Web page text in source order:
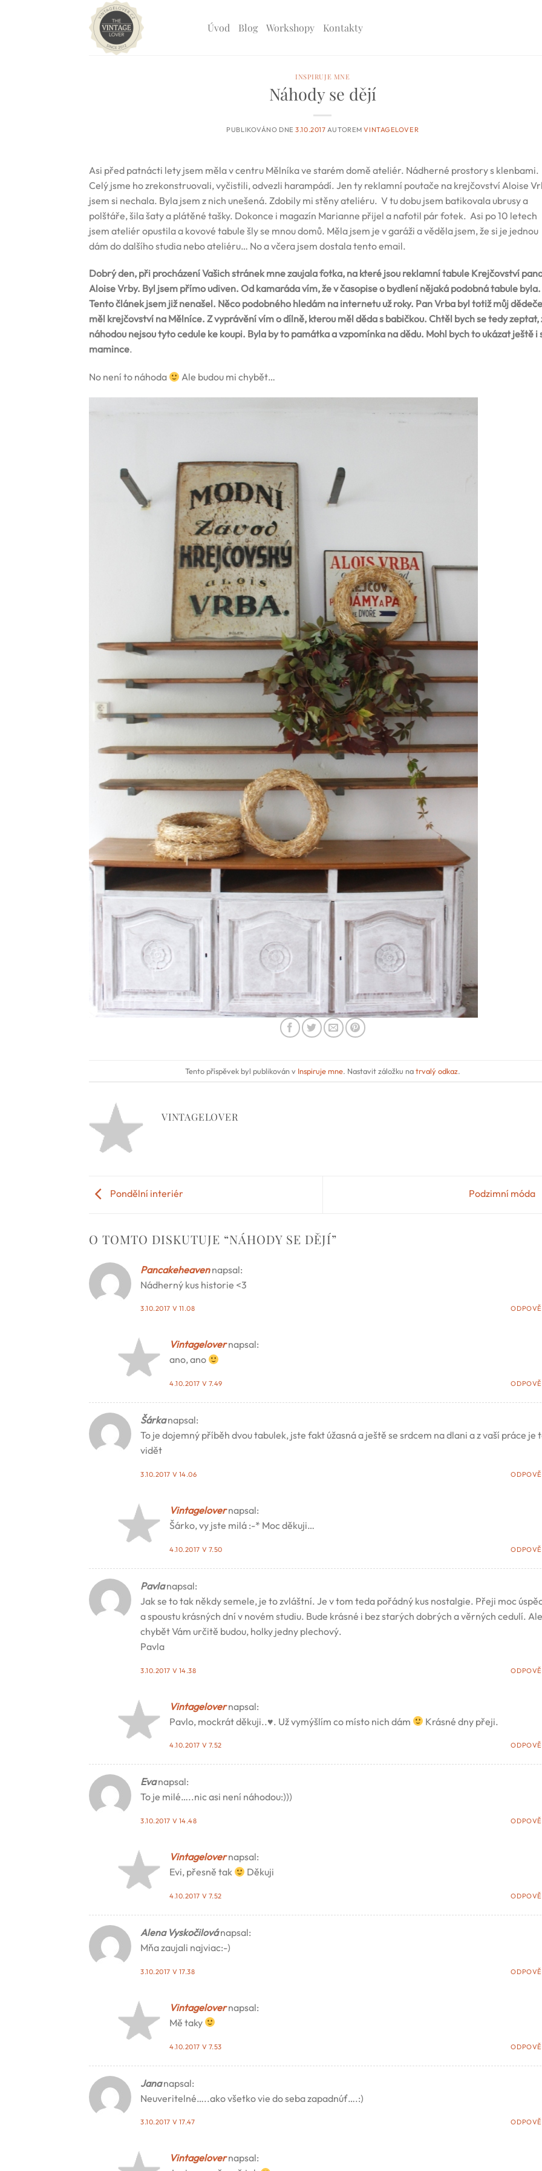
Úvod Blog Workshopy Kontakty
INSPIRUJE MNE
Náhody se dějí
PUBLIKOVÁNO DNE3.10.2017 AUTOREMVINTAGELOVER
Asi před patnácti lety jsem měla v centru Mělníka ve starém domě ateliér. Nádherné prostory s klenbami.
Celý jsme ho zrekonstruovali, vyčistili, odvezli harampádí. Jen ty reklamní poutače na krejčovství Aloise
jsem si nechala. Byla jsem z nich unešená. Zdobily mi stěny ateliéru. V tu dobu jsem batikovala ubrusy a
polštáře, šila šaty a plátěné tašky. Dokonce i magazín Marianne přijel a nafotil pár fotek. Asi po 10 letech
jsem ateliér opustila a kovové tabule šly se mnou domů. Měla jsem je v garáži a věděla jsem, že si je jednou
dám do dalšího studia nebo ateliéru… No a včera jsem dostala tento email.
Dobrý den, při procházení Vašich stránek mne zaujala fotka, na které jsou reklamní tabule Krejčovství
Aloise Vrby. Byl jsem přímo udiven. Od kamaráda vím, že v časopise o bydlení nějaká podobná tabule byla.
Tento článek jsem již nenašel. Něco podobného hledám na internetu už roky. Pan Vrba byl totiž můj
měl krejčovství na Mělníce. Z vyprávění vím o dílně, kterou měl děda s babičkou. Chtěl bych se tedy zeptat,
náhodou nejsou tyto cedule ke koupi. Byla by to památka a vzpomínka na dědu. Mohl bych to ukázat ještě i
mamince.
No není to náhoda Ale budou mi chybět…
Tento příspěvek byl publikován v Inspiruje mne. Nastavit záložku natrvalý odkaz.
VINTAGELOVER
Pondělní interiér Podzimní móda
O TOMTO DISKUTUJE “NÁHODY SE DĚJÍ”
Pancakeheaven napsal:
Nádherný kus historie <3
3.10.2017 V 11.08
Vintagelover napsal:
ano, ano
4.10.2017 V 7.49
Šárka napsal:
To je dojemný příběh dvou tabulek, jste fakt úžasná a ještě se srdcem na dlani a z vaší práce je
vidět
3.10.2017 V 14.06
Vintagelover napsal:
Šárko, vy jste milá :-* Moc děkuji…
4.10.2017 V 7.50
Pavla napsal:
Jak se to tak někdy semele, je to zvláštní. Je v tom teda pořádný kus nostalgie. Přeji moc
a spoustu krásných dní v novém studiu. Bude krásné i bez starých dobrých a věrných cedulí. Ale
chybět Vám určitě budou, holky jedny plechový.
Pavla
3.10.2017 V 14.38
Vintagelover napsal:
Pavlo, mockrát děkuji..♥. Už vymýšlím co místo nich dám
Krásné dny přeji.
4.10.2017 V 7.52
Eva napsal:
To je milé…..nic asi není náhodou:)))
3.10.2017 V 14.48
Vintagelover napsal:
Evi, přesně tak
Děkuji
4.10.2017 V 7.52
Alena Vyskočilová napsal:
Mňa zaujali najviac:-)
3.10.2017 V 17.38
Vintagelover napsal:
Mě taky
4.10.2017 V 7.53
Jana napsal:
Neuveritelné…..ako všetko vie do seba zapadnúť….:)
3.10.2017 V 17.47
Vintagelover napsal: